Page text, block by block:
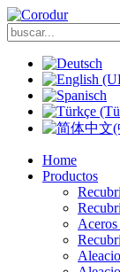
Home
Productos
Aceros